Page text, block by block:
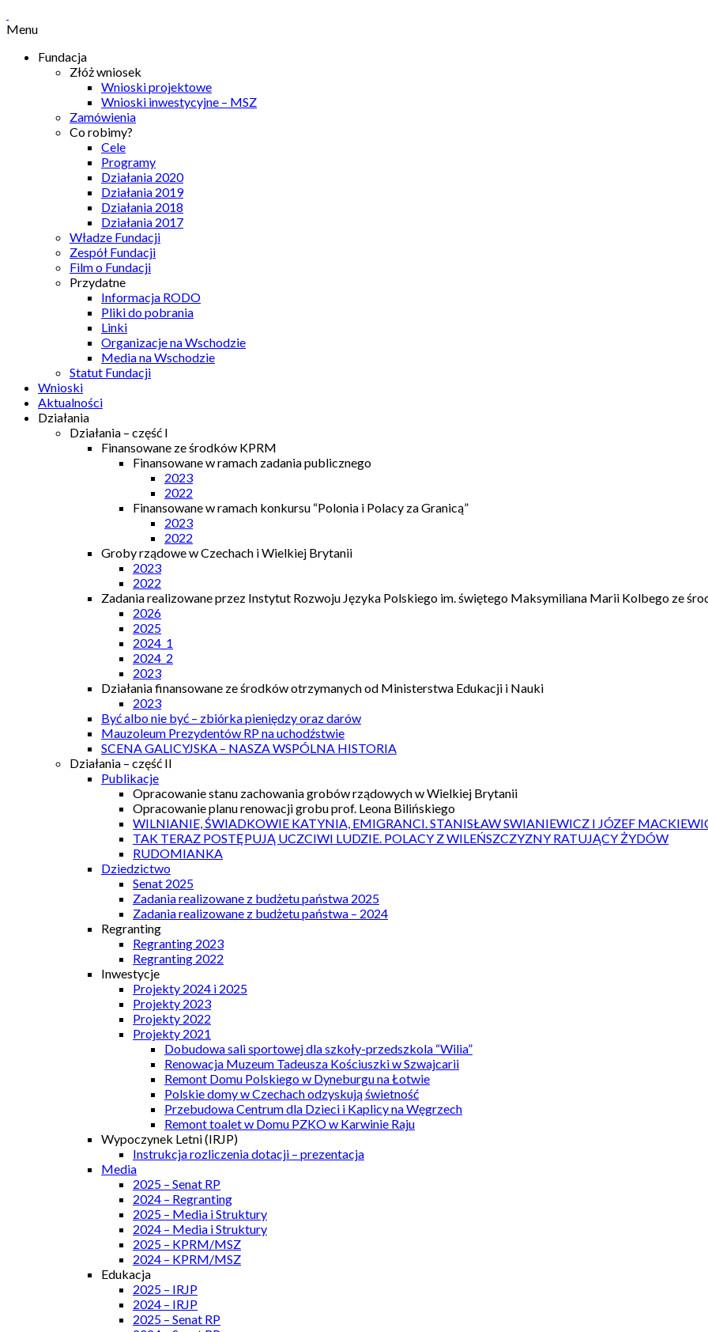
Menu
Fundacja
Złóż wniosek
Wnioski projektowe
Wnioski inwestycyjne – MSZ
Zamówienia
Co robimy?
Cele
Programy
Działania 2020
Działania 2019
Działania 2018
Działania 2017
Władze Fundacji
Zespół Fundacji
Film o Fundacji
Przydatne
Informacja RODO
Pliki do pobrania
Linki
Organizacje na Wschodzie
Media na Wschodzie
Statut Fundacji
Wnioski
Aktualności
Działania
Działania – część I
Finansowane ze środków KPRM
Finansowane w ramach zadania publicznego
2023
2022
Finansowane w ramach konkursu “Polonia i Polacy za Granicą”
2023
2022
Groby rządowe w Czechach i Wielkiej Brytanii
2023
2022
Zadania realizowane przez Instytut Rozwoju Języka Polskiego im. świętego Maksymiliana Marii Kolbego ze
2026
2025
2024_1
2024_2
2023
Działania finansowane ze środków otrzymanych od Ministerstwa Edukacji i Nauki
2023
Być albo nie być – zbiórka pieniędzy oraz darów
Mauzoleum Prezydentów RP na uchodźstwie
SCENA GALICYJSKA – NASZA WSPÓLNA HISTORIA
Działania – część II
Publikacje
Opracowanie stanu zachowania grobów rządowych w Wielkiej Brytanii
Opracowanie planu renowacji grobu prof. Leona Bilińskiego
WILNIANIE, ŚWIADKOWIE KATYNIA, EMIGRANCI. STANISŁAW SWIANIEWICZ I JÓZEF
TAK TERAZ POSTĘPUJĄ UCZCIWI LUDZIE. POLACY Z WILEŃSZCZYZNY RATUJĄCY ŻYDÓW
RUDOMIANKA
Dziedzictwo
Senat 2025
Zadania realizowane z budżetu państwa 2025
Zadania realizowane z budżetu państwa – 2024
Regranting
Regranting 2023
Regranting 2022
Inwestycje
Projekty 2024 i 2025
Projekty 2023
Projekty 2022
Projekty 2021
Dobudowa sali sportowej dla szkoły-przedszkola “Wilia”
Renowacja Muzeum Tadeusza Kościuszki w Szwajcarii
Remont Domu Polskiego w Dyneburgu na Łotwie
Polskie domy w Czechach odzyskują świetność
Przebudowa Centrum dla Dzieci i Kaplicy na Węgrzech
Remont toalet w Domu PZKO w Karwinie Raju
Wypoczynek Letni (IRJP)
Instrukcja rozliczenia dotacji – prezentacja
Media
2025 – Senat RP
2024 – Regranting
2025 – Media i Struktury
2024 – Media i Struktury
2025 – KPRM/MSZ
2024 – KPRM/MSZ
Edukacja
2025 – IRJP
2024 – IRJP
2025 – Senat RP